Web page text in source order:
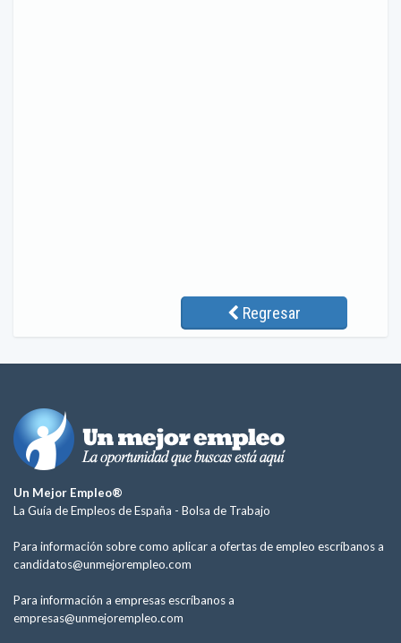
Regresar
Un Mejor Empleo®
La Guía de Empleos de España - Bolsa de Trabajo
Para información sobre como aplicar a ofertas de empleo escríbanos a
candidatos@unmejorempleo.com
Para información a empresas escríbanos a
empresas@unmejorempleo.com